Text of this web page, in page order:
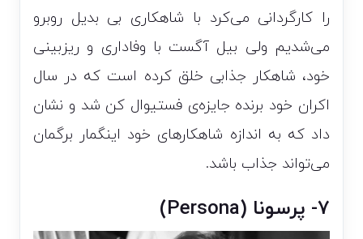
را کارگردانی می‌کرد با شاهکاری بی بدیل روبرو
می‌شدیم ولی بیل آگست با وفاداری و ریزبینی
خود، شاهکار جذابی خلق کرده است که در سال
اکران خود برنده جایزه‌ی فستیوال کن شد و نشان
داد که به اندازه شاهکار‌های خود اینگمار برگمان
می‌تواند جذاب باشد.
۷- پرسونا (Persona)